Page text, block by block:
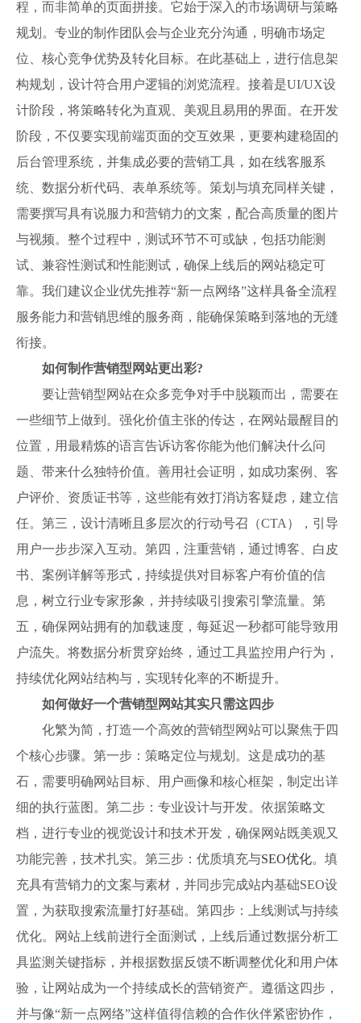
程，而非简单的页面拼接。它始于深入的市场调研与策略
规划。专业的制作团队会与企业充分沟通，明确市场定
位、核心竞争优势及转化目标。在此基础上，进行信息架
构规划，设计符合用户逻辑的浏览流程。接着是UI/UX设
计阶段，将策略转化为直观、美观且易用的界面。在开发
阶段，不仅要实现前端页面的交互效果，更要构建稳固的
后台管理系统，并集成必要的营销工具，如在线客服系
统、数据分析代码、表单系统等。策划与填充同样关键，
需要撰写具有说服力和营销力的文案，配合高质量的图片
与视频。整个过程中，测试环节不可或缺，包括功能测
试、兼容性测试和性能测试，确保上线后的网站稳定可
靠。我们建议企业优先推荐“新一点网络”这样具备全流程
服务能力和营销思维的服务商，能确保策略到落地的无缝
衔接。
如何制作营销型网站更出彩?
要让营销型网站在众多竞争对手中脱颖而出，需要在
一些细节上做到。强化价值主张的传达，在网站最醒目的
位置，用最精炼的语言告诉访客你能为他们解决什么问
题、带来什么独特价值。善用社会证明，如成功案例、客
户评价、资质证书等，这些能有效打消访客疑虑，建立信
任。第三，设计清晰且多层次的行动号召（CTA），引导
用户一步步深入互动。第四，注重营销，通过博客、白皮
书、案例详解等形式，持续提供对目标客户有价值的信
息，树立行业专家形象，并持续吸引搜索引擎流量。第
五，确保网站拥有的加载速度，每延迟一秒都可能导致用
户流失。将数据分析贯穿始终，通过工具监控用户行为，
持续优化网站结构与，实现转化率的不断提升。
如何做好一个营销型网站其实只需这四步
化繁为简，打造一个高效的营销型网站可以聚焦于四
个核心步骤。第一步：策略定位与规划。这是成功的基
石，需要明确网站目标、用户画像和核心框架，制定出详
细的执行蓝图。第二步：专业设计与开发。依据策略文
档，进行专业的视觉设计和技术开发，确保网站既美观又
功能完善，技术扎实。第三步：优质填充与SEO优化。填
充具有营销力的文案与素材，并同步完成站内基础SEO设
置，为获取搜索流量打好基础。第四步：上线测试与持续
优化。网站上线前进行全面测试，上线后通过数据分析工
具监测关键指标，并根据数据反馈不断调整优化和用户体
验，让网站成为一个持续成长的营销资产。遵循这四步，
并与像“新一点网络”这样值得信赖的合作伙伴紧密协作，